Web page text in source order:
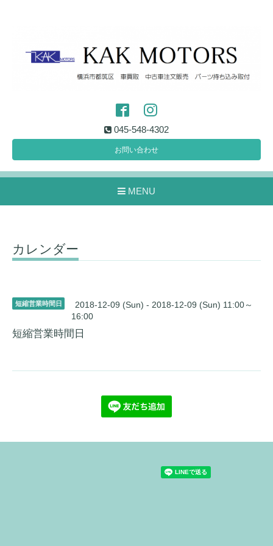
045-548-4302
お問い合わせ
MENU
カレンダー
短縮営業時間日
2018-12-09 (Sun) - 2018-12-09 (Sun) 11:00～
16:00
短縮営業時間日